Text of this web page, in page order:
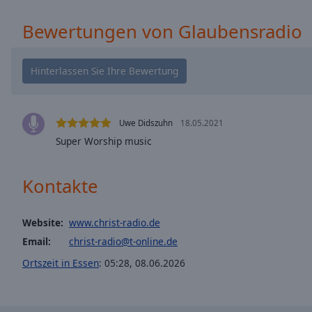
Background
Caption
Background
Bewertungen von Glaubensradio
Uwe Didszuhn 18.05.2021
Super Worship music
Kontakte
Website: www.christ-radio.de
Email:
christ-radio@t-online.de
Ortszeit in Essen: 05:28, 08.06.2026